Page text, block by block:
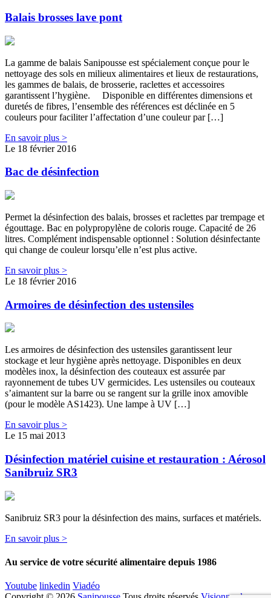
Balais brosses lave pont
La gamme de balais Sanipousse est spécialement conçue pour le
nettoyage des sols en milieux alimentaires et lieux de restaurations,
les gammes de balais, de brosserie, raclettes et accessoires
garantissent l’hygiène. Disponible en différentes dimensions et
duretés de fibres, l’ensemble des références est déclinée en 5
couleurs pour faciliter l’affectation d’une couleur par […]
En savoir plus >
Le 18 février 2016
Bac de désinfection
Permet la désinfection des balais, brosses et raclettes par trempage et
égouttage. Bac en polypropylène de coloris rouge. Capacité de 26
litres. Complément indispensable optionnel : Solution désinfectante
qui change de couleur lorsqu’elle n’est plus active.
En savoir plus >
Le 18 février 2016
Armoires de désinfection des ustensiles
Les armoires de désinfection des ustensiles garantissent leur
stockage et leur hygiène après nettoyage. Disponibles en deux
modèles inox, la désinfection des couteaux est assurée par
rayonnement de tubes UV germicides. Les ustensiles ou couteaux
s’aimantent sur la barre ou se rangent sur la grille inox amovible
(pour le modèle AS1423). Une lampe à UV […]
En savoir plus >
Le 15 mai 2013
Désinfection matériel cuisine et restauration : Aérosol
Sanibruiz SR3
Sanibruiz SR3 pour la désinfection des mains, surfaces et matériels.
En savoir plus >
Au service de votre sécurité alimentaire depuis 1986
Youtube linkedin Viadéo